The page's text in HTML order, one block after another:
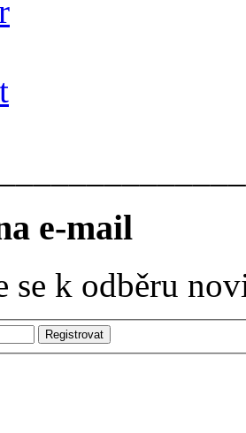
e-mail
se k odběru